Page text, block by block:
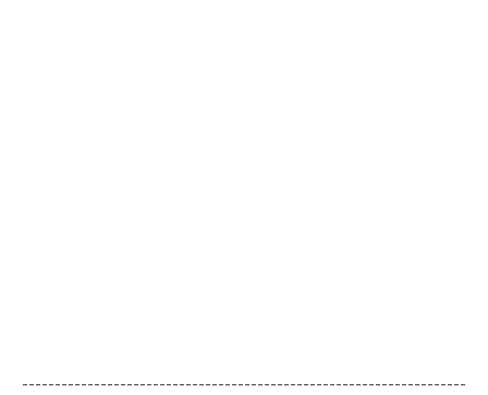
--------------------------------------------------------------------